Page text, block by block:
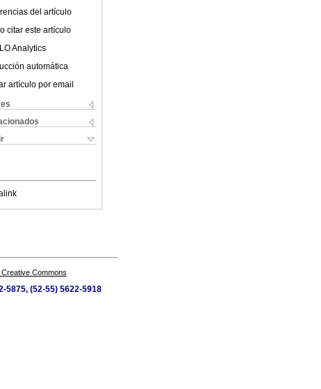
del artículo
citar este artículo
Analytics
automática
artículo por email
Creative Commons
5875, (52-55) 5622-5918